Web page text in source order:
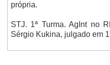
própria.
STJ. 1ª Turma. AgInt no
Sérgio Kukina, julgado em